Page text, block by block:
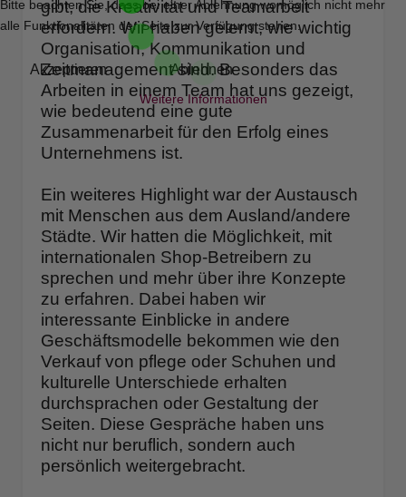
gibt, die Kreativität und Teamarbeit
erfordern. Wir haben gelernt, wie wichtig
Organisation, Kommunikation und
Zeitmanagement sind. Besonders das
Arbeiten in einem Team hat uns gezeigt,
wie bedeutend eine gute
Zusammenarbeit für den Erfolg eines
Unternehmens ist.
Ein weiteres Highlight war der Austausch
mit Menschen aus dem Ausland/andere
Städte. Wir hatten die Möglichkeit, mit
internationalen Shop-Betreibern zu
sprechen und mehr über ihre Konzepte
zu erfahren. Dabei haben wir
interessante Einblicke in andere
Geschäftsmodelle bekommen wie den
Verkauf von pflege oder Schuhen und
kulturelle Unterschiede erhalten
durchsprachen oder Gestaltung der
Seiten. Diese Gespräche haben uns
nicht nur beruflich, sondern auch
persönlich weitergebracht.
Bitte beachten Sie, dass bei einer Ablehnung womöglich nicht mehr
alle Funktionalitäten der Seite zur Verfügung stehen.
Akzeptieren Ablehnen
Weitere Informationen